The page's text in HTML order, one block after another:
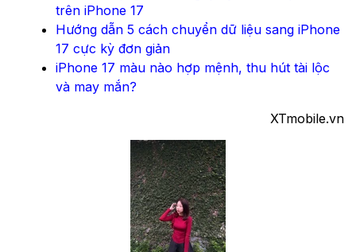
trên iPhone 17
Hướng dẫn 5 cách chuyển dữ liệu sang iPhone
17 cực kỳ đơn giản
iPhone 17 màu nào hợp mệnh, thu hút tài lộc
và may mắn?
XTmobile.vn